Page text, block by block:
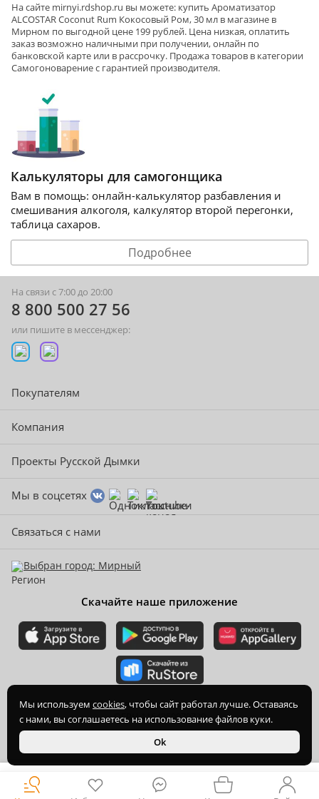
На сайте mirnyi.rdshop.ru вы можете: купить Ароматизатор
ALCOSTAR Coconut Rum Кокосовый Ром, 30 мл в магазине в
Мирном по выгодной цене 199 рублей. Цена низкая, оплатить
заказ возможно наличными при получении, онлайн по
банковской карте или в рассрочку. Продажа товаров в категории
Самогоноварениес гарантией производителя.
Калькуляторы для самогонщика
Вам в помощь: онлайн-калькулятор разбавления и
смешивания алкоголя, калкулятор второй перегонки,
таблица сахаров.
Подробнее
Мы используем cookies, чтобы сайт работал лучше. Оставаясь
с нами, вы соглашаетесь на использование файлов куки.
Ok
На связи с 7:00 до 20:00
8 800 500 27 56
или пишите в мессенджер:
Покупателям
Компания
Проекты Русской Дымки
Мы в соцсетях
Связаться с нами
Выбран город: Мирный
Скачайте наше приложение
2015-2026© ООО Торгово-производственная компания Ханхи,
ОГРН 1164350070720